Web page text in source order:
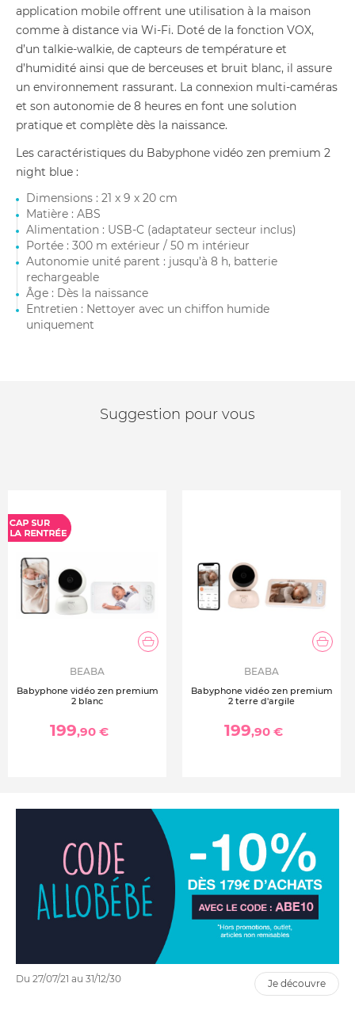
application mobile offrent une utilisation à la maison
comme à distance via Wi-Fi. Doté de la fonction VOX,
d’un talkie-walkie, de capteurs de température et
d’humidité ainsi que de berceuses et bruit blanc, il assure
un environnement rassurant. La connexion multi-caméras
et son autonomie de 8 heures en font une solution
pratique et complète dès la naissance.
Les caractéristiques du Babyphone vidéo zen premium 2
night blue :
Dimensions : 21 x 9 x 20 cm
Matière : ABS
Alimentation : USB-C (adaptateur secteur inclus)
Portée : 300 m extérieur / 50 m intérieur
Autonomie unité parent : jusqu’à 8 h, batterie
rechargeable
Âge : Dès la naissance
Entretien : Nettoyer avec un chiffon humide
uniquement
Suggestion pour vous
BEABA
Babyphone vidéo zen premium
2 blanc
199,90 €
BEABA
Babyphone vidéo zen premium
2 terre d'argile
199,90 €
Du 27/07/21 au 31/12/30 je découvre